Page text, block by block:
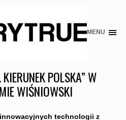
MENU
POLSKA” W
WIŚNIOWSKI
technologii z